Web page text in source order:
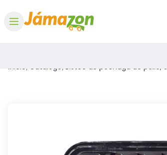
Inicio/ Catálogo/ Bistec de pechuga de pollo,